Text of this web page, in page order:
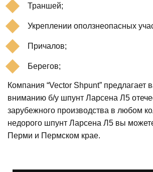
Траншей;
Укреплении оползнеопасных
Причалов;
Берегов;
Компания “Vector Shpunt” предлагает
вниманию б/у шпунт Ларсена Л5
зарубежного производства в любом
недорого шпунт Ларсена Л5 вы
Перми и Пермском крае.